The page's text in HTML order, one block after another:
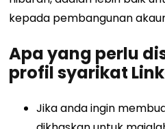
kepada pembangunan
Apa yang perlu
profil syarikat
Jika anda ingin